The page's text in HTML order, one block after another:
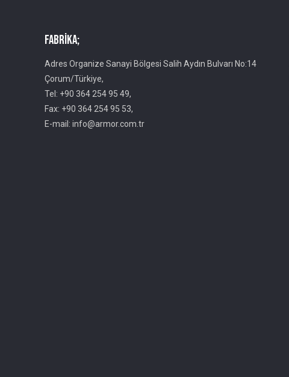
Fabrika;
Adres Organize Sanayi Bölgesi Salih Aydın Bulvarı No:14
Çorum/Türkiye,
Tel: +90 364 254 95 49,
Fax: +90 364 254 95 53,
E-mail: info@armor.com.tr